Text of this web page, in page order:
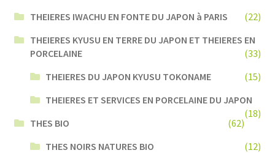
THEIERES IWACHU EN FONTE DU JAPON à PARIS
(22)
THEIERES KYUSU EN TERRE DU JAPON ET THEIERES EN
PORCELAINE
(33)
THEIERES DU JAPON KYUSU TOKONAME
(15)
THEIERES ET SERVICES EN PORCELAINE DU JAPON
(18)
THES BIO
(62)
THES NOIRS NATURES BIO
(12)